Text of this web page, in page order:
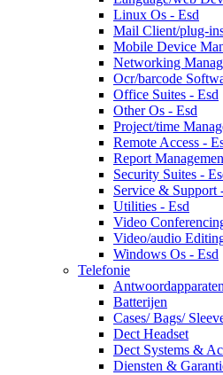
Linux Os - Esd
Mail Client/plug-
Mobile Device
Networking
Ocr/barcode
Office Suites - Esd
Other Os - Esd
Project/time
Remote Access -
Report
Security Suites -
Service & Support
Utilities - Esd
Video
Video/audio
Windows Os - Esd
Telefonie
Antwoordapparaten
Batterijen
Cases/ Bags/
Dect Headset
Dect Systems &
Diensten &